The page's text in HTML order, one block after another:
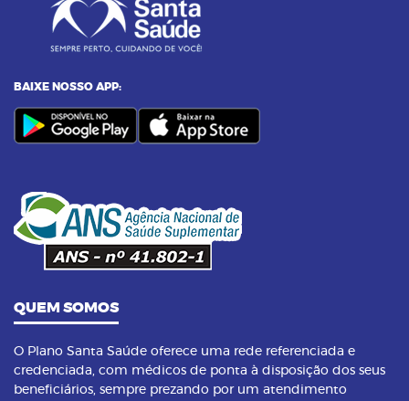
BAIXE NOSSO APP:
QUEM SOMOS
O Plano Santa Saúde oferece uma rede referenciada e
credenciada, com médicos de ponta à disposição dos seus
beneficiários, sempre prezando por um atendimento